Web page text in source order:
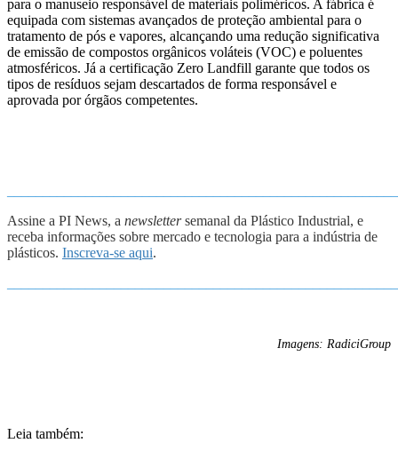
para o manuseio responsável de materiais poliméricos. A fábrica é
equipada com sistemas avançados de proteção ambiental para o
tratamento de pós e vapores, alcançando uma redução significativa
de emissão de compostos orgânicos voláteis (VOC) e poluentes
atmosféricos. Já a certificação Zero Landfill garante que todos os
tipos de resíduos sejam descartados de forma responsável e
aprovada por órgãos competentes.
Assine a PI News, a newslettersemanal da Plástico Industrial, e
receba informações sobre mercado e tecnologia para a indústria de
plásticos. Inscreva-se aqui.
Imagens: RadiciGroup
Leia também: